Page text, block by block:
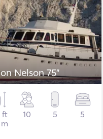
Nelson 75"
ft
10 5 5